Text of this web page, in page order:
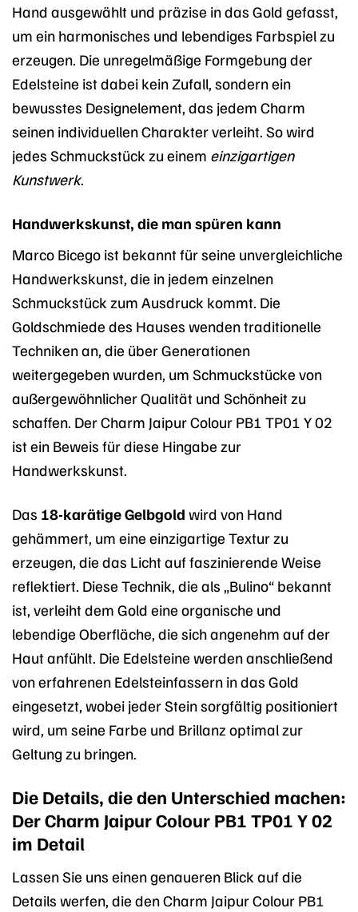
Hand ausgewählt und präzise in das Gold gefasst,
um ein harmonisches und lebendiges Farbspiel zu
erzeugen. Die unregelmäßige Formgebung der
Edelsteine ist dabei kein Zufall, sondern ein
bewusstes Designelement, das jedem Charm
seinen individuellen Charakter verleiht. So wird
jedes Schmuckstück zu einem einzigartigen
Kunstwerk.
Handwerkskunst, die man spüren kann
Marco Bicego ist bekannt für seine unvergleichliche
Handwerkskunst, die in jedem einzelnen
Schmuckstück zum Ausdruck kommt. Die
Goldschmiede des Hauses wenden traditionelle
Techniken an, die über Generationen
weitergegeben wurden, um Schmuckstücke von
außergewöhnlicher Qualität und Schönheit zu
schaffen. Der Charm Jaipur Colour PB1 TP01 Y 02
ist ein Beweis für diese Hingabe zur
Handwerkskunst.
Das 18-karätige Gelbgold wird von Hand
gehämmert, um eine einzigartige Textur zu
erzeugen, die das Licht auf faszinierende Weise
reflektiert. Diese Technik, die als „Bulino“ bekannt
ist, verleiht dem Gold eine organische und
lebendige Oberfläche, die sich angenehm auf der
Haut anfühlt. Die Edelsteine werden anschließend
von erfahrenen Edelsteinfassern in das Gold
eingesetzt, wobei jeder Stein sorgfältig positioniert
wird, um seine Farbe und Brillanz optimal zur
Geltung zu bringen.
Die Details, die den Unterschied machen:
Der Charm Jaipur Colour PB1 TP01 Y 02
im Detail
Lassen Sie uns einen genaueren Blick auf die
Details werfen, die den Charm Jaipur Colour PB1